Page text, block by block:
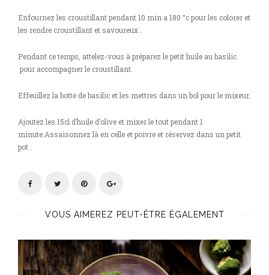
Enfournez les croustillant pendant 10 min a 180 °c pour les colorer et
les rendre croustillant et savoureux .
Pendant ce temps, attelez-vous à préparez le petit huile au basilic
pour accompagner le croustillant.
Effeuillez la botte de basilic et les mettres dans un bol pour le mixeur.
Ajoutez les 15cl d’huile d’olive et mixer le tout pendant 1
minute.Assaisonnez là en celle et poivre et réservez dans un petit
pot .
VOUS AIMEREZ PEUT-ÊTRE ÉGALEMENT